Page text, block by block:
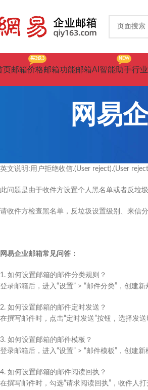
页邮箱价格
买3送3
邮箱功能邮箱AI智能助手
NEW
行
网易
英文说明:用户拒绝收信.(User reject).(User
此问题是由于收件方设置个人黑名单或者反垃
请收件方检查黑名单，反垃圾设置级别、来信
网易企业邮箱常见问答：
1. 如何设置邮箱的邮件分类规则？
登录邮箱后，进入“设置” > “邮件分类”，创建
2. 如何设置邮箱的邮件定时发送？
在撰写邮件时，点击“定时发送”按钮，选择发
3. 如何设置邮箱的邮件模板？
登录邮箱后，进入“设置” > “邮件模板”，创建
4. 如何设置邮箱的邮件阅读回执？
在撰写邮件时，勾选“请求阅读回执”，收件人